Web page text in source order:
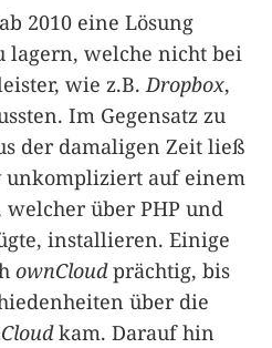
2010 eine Lösung
lagern, welche nicht bei
wie z.B. Dropbox,
Im Gegensatz zu
der damaligen Zeit ließ
auf einem
welcher über PHP und
installieren. Einige
ownCloudprächtig, bis
über die
kam. Darauf hin